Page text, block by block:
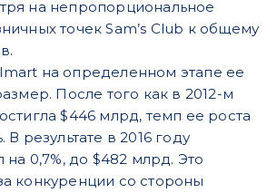
на непропорциональное
точек Sam’s Club к общему
на определенном этапе ее
После того как в 2012-м
$446 млрд, темп ее роста
результате в 2016 году
на 0,7%, до $482 млрд. Это
конкуренции со стороны